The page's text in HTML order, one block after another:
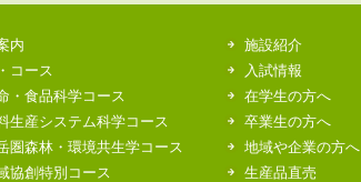
内
コース
・食品科学コース
生産システム科学コース
圏森林・環境共生学コース
協創特別コース
施設紹介
入試情報
在学生の方へ
卒業生の方へ
地域や企業の方へ
生産品直売